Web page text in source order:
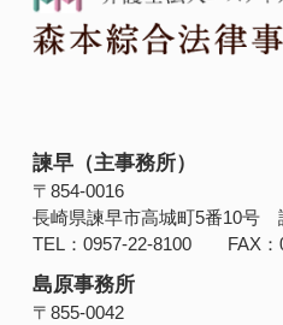
諫早（主事務所）
〒854‐0016
長崎県諫早市高城町5番10号
TEL：0957-22-8100 FAX：
島原事務所
〒855-0042